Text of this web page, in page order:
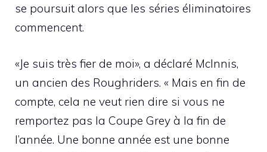
se poursuit alors que les séries éliminatoires
commencent.
«Je suis très fier de moi», a déclaré McInnis,
un ancien des Roughriders. « Mais en fin de
compte, cela ne veut rien dire si vous ne
remportez pas la Coupe Grey à la fin de
l’année. Une bonne année est une bonne